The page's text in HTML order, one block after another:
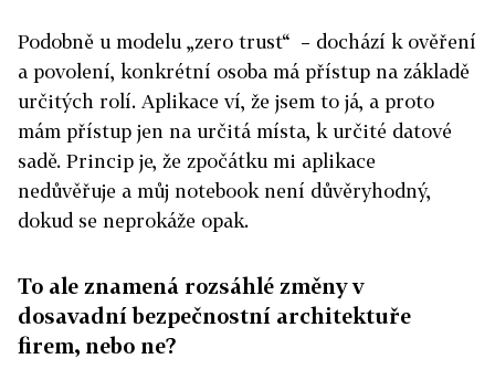
Podobně u modelu „zero trust“ – dochází k ověření
a povolení, konkrétní osoba má přístup na základě
určitých rolí. Aplikace ví, že jsem to já, a proto
mám přístup jen na určitá místa, k určité datové
sadě. Princip je, že zpočátku mi aplikace
nedůvěřuje a můj notebook není důvěryhodný,
dokud se neprokáže opak.
To ale znamená rozsáhlé změny v
dosavadní bezpečnostní architektuře
firem, nebo ne?